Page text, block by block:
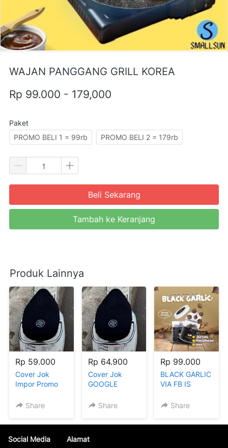
WAJAN PANGGANG GRILL KOREA
Rp 99.000 - 179,000
Paket
PROMO BELI 1 = 99rb
PROMO BELI 2 = 179rb
`
Beli Sekarang
`
Tambah ke Keranjang
Produk Lainnya
Rp 59.000
Cover Jok
Impor Promo
Share
Rp 64.900
Cover Jok
GOOGLE
Share
Rp 99.000
BLACK GARLIC
VIA FB IS
Share
Social Media Alamat